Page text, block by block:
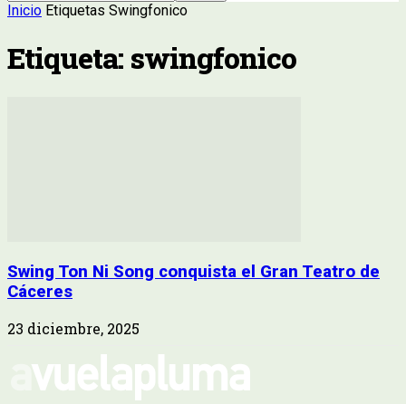
Inicio Etiquetas Swingfonico
Etiqueta: swingfonico
Swing Ton Ni Song conquista el Gran Teatro de
Cáceres
23 diciembre, 2025